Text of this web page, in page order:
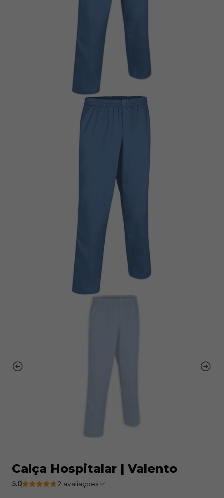
Calça Hospitalar | Valento
5.0 2 avaliações